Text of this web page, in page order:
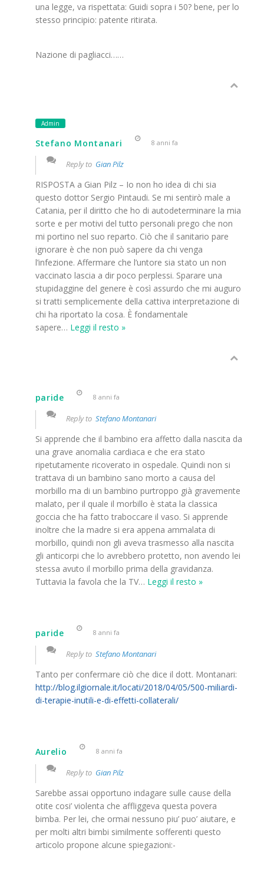
una legge, va rispettata: Guidi sopra i 50? bene, per lo
stesso principio: patente ritirata.
Nazione di pagliacci……
Admin
Stefano Montanari 8 anni fa
Reply to Gian Pilz
RISPOSTA a Gian Pilz – Io non ho idea di chi sia
questo dottor Sergio Pintaudi. Se mi sentirò male a
Catania, per il diritto che ho di autodeterminare la mia
sorte e per motivi del tutto personali prego che non
mi portino nel suo reparto. Ciò che il sanitario pare
ignorare è che non può sapere da chi venga
l’infezione. Affermare che l’untore sia stato un non
vaccinato lascia a dir poco perplessi. Sparare una
stupidaggine del genere è così assurdo che mi auguro
si tratti semplicemente della cattiva interpretazione di
chi ha riportato la cosa. È fondamentale
sapere… Leggi il resto »
paride 8 anni fa
Reply to Stefano Montanari
Si apprende che il bambino era affetto dalla nascita da
una grave anomalia cardiaca e che era stato
ripetutamente ricoverato in ospedale. Quindi non si
trattava di un bambino sano morto a causa del
morbillo ma di un bambino purtroppo già gravemente
malato, per il quale il morbillo è stata la classica
goccia che ha fatto traboccare il vaso. Si apprende
inoltre che la madre si era appena ammalata di
morbillo, quindi non gli aveva trasmesso alla nascita
gli anticorpi che lo avrebbero protetto, non avendo lei
stessa avuto il morbillo prima della gravidanza.
Tuttavia la favola che la TV… Leggi il resto »
paride 8 anni fa
Reply to Stefano Montanari
Tanto per confermare ciò che dice il dott. Montanari:
http://blog.ilgiornale.it/locati/2018/04/05/500-miliardi-
di-terapie-inutili-e-di-effetti-collaterali/
Aurelio 8 anni fa
Reply to Gian Pilz
Sarebbe assai opportuno indagare sulle cause della
otite cosi’ violenta che affliggeva questa povera
bimba. Per lei, che ormai nessuno piu’ puo’ aiutare, e
per molti altri bimbi similmente sofferenti questo
articolo propone alcune spiegazioni:-